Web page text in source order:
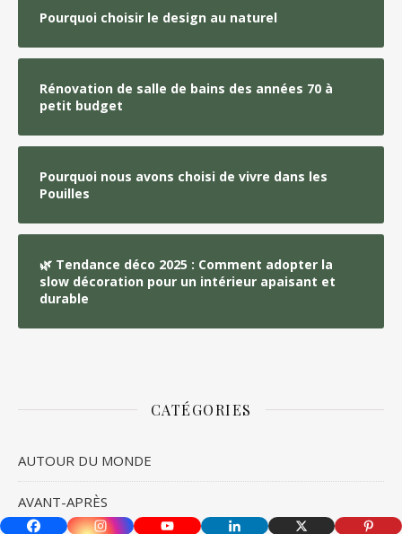
Pourquoi choisir le design au naturel
Rénovation de salle de bains des années 70 à
petit budget
Pourquoi nous avons choisi de vivre dans les
Pouilles
🌿 Tendance déco 2025 : Comment adopter la
slow décoration pour un intérieur apaisant et
durable
CATÉGORIES
AUTOUR DU MONDE
AVANT-APRÈS